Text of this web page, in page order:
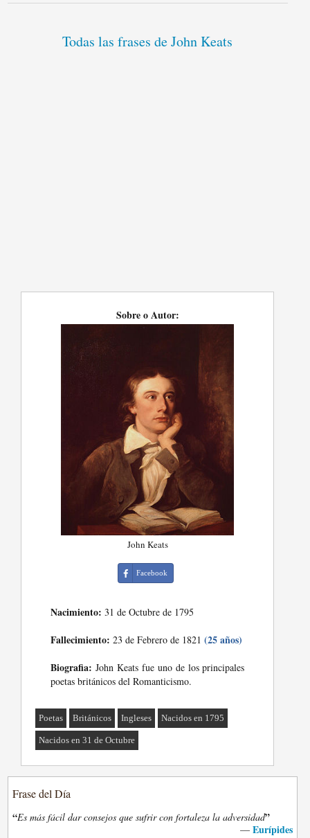
Todas las frases de John Keats
Sobre o Autor:
John Keats
Facebook
Nacimiento: 31 de Octubre de 1795
Fallecimiento: 23 de Febrero de 1821(25 años)
Biografia: John Keats fue uno de los principales
poetas británicos del Romanticismo.
Poetas Británicos Ingleses Nacidos en 1795
Nacidos en 31 de Octubre
Frase del Día
“Es más fácil dar consejos que sufrir con fortaleza la adversidad”
— Eurípides